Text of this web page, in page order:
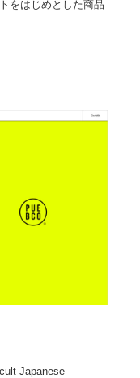
をはじめとした商品
Japanese